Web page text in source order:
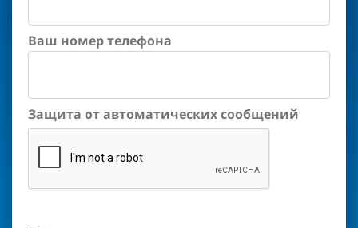
Ваш номер телефона
Защита от автоматических сообщений